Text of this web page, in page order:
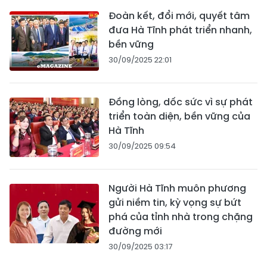
Đoàn kết, đổi mới, quyết tâm
đưa Hà Tĩnh phát triển nhanh,
bền vững
30/09/2025 22:01
Đồng lòng, dốc sức vì sự phát
triển toàn diện, bền vững của
Hà Tĩnh
30/09/2025 09:54
Người Hà Tĩnh muôn phương
gửi niềm tin, kỳ vọng sự bứt
phá của tỉnh nhà trong chặng
đường mới
30/09/2025 03:17